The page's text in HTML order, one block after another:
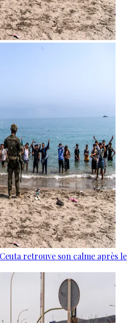
retrouve son calme après le